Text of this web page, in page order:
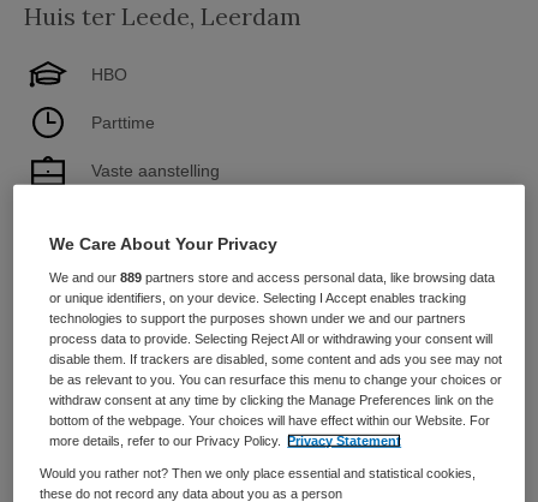
Huis ter Leede, Leerdam
HBO
Parttime
Vaste aanstelling
christelijke woonzorgorganisatie die in Leerdam en
omgeving complete dienstverlening op het gebied van
ouderenzorg biedt: huishoudelijke ondersteuning,
(wijk-)verpleging, intramurale verzorging en verpleging en
palliatieve zorg....
Bekijk vacature Bewaren
We Care About Your Privacy
We and our889 partners store and access personal data, like browsing data
or unique identifiers, on your device. Selecting I Accept enables tracking
technologies to support the purposes shown under we and our partners
process data to provide. Selecting Reject All or withdrawing your consent will
disable them. If trackers are disabled, some content and ads you see may not
be as relevant to you. You can resurface this menu to change your choices or
withdraw consent at any time by clicking the Manage Preferences link on the
bottom of the webpage. Your choices will have effect within our Website. For
more details, refer to our Privacy Policy.
Privacy Statement
Would you rather not? Then we only place essential and statistical cookies,
these do not record any data about you as a person